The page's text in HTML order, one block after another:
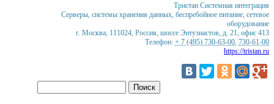
Тристан Системная интеграция
Серверы, системы хранения данных, беспребойное питание, сетевое
оборудование
г. Москва, 111024, Россия, шоссе Энтузиастов, д. 21, офис 413
Телефон: + 7 (495) 730-63-00, 730-61-00
https://tristan.ru